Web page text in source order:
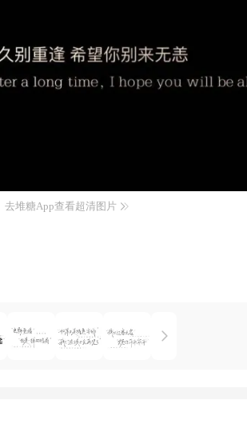
去堆糖App查看超清图片